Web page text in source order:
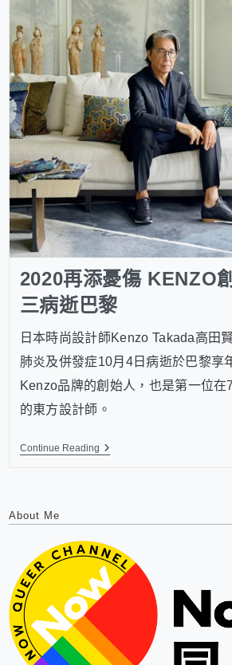
2020再添憂傷 KENZO
三病逝巴黎
日本時尚設計師Kenzo Takada高田
肺炎及併發症10月4日病逝於巴黎享
Kenzo品牌的創始人，也是第一位在
的東方設計師。
Continue Reading
About Me